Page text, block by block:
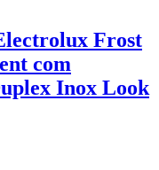
Frost
com
Inox Look